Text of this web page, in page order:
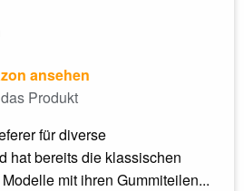
ansehen
Produkt
für diverse
hat bereits die klassischen
mit ihren Gummiteilen...